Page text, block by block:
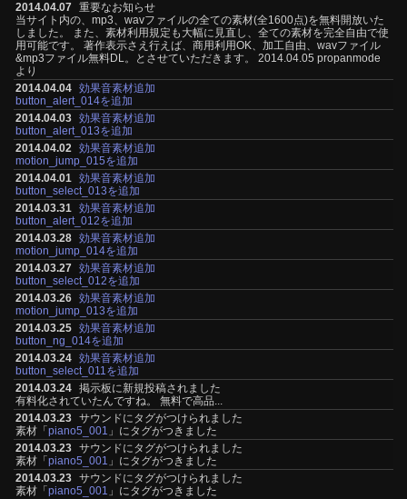
2014.04.07 重要なお知らせ
当サイト内の、mp3、wavファイルの全ての素材(全1600点)を無料開放いた
しました。 また、素材利用規定も大幅に見直し、全ての素材を完全自由で使
用可能です。 著作表示さえ行えば、商用利用OK、加工自由、wavファイル
&mp3ファイル無料DL。とさせていただきます。 2014.04.05 propanmode
より
2014.04.04 効果音素材追加
button_alert_014を追加
2014.04.03 効果音素材追加
button_alert_013を追加
2014.04.02 効果音素材追加
motion_jump_015を追加
2014.04.01 効果音素材追加
button_select_013を追加
2014.03.31 効果音素材追加
button_alert_012を追加
2014.03.28 効果音素材追加
motion_jump_014を追加
2014.03.27 効果音素材追加
button_select_012を追加
2014.03.26 効果音素材追加
motion_jump_013を追加
2014.03.25 効果音素材追加
button_ng_014を追加
2014.03.24 効果音素材追加
button_select_011を追加
2014.03.24 掲示板に新規投稿されました
有料化されていたんですね。 無料で高品...
2014.03.23 サウンドにタグがつけられました
素材「piano5_001 」にタグがつきました
2014.03.23 サウンドにタグがつけられました
素材「piano5_001 」にタグがつきました
2014.03.23 サウンドにタグがつけられました
素材「piano5_001 」にタグがつきました